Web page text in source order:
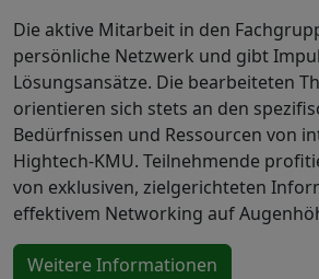
Die aktive Mitarbeit in den
persönliche Netzwerk und gibt
Lösungsansätze. Die bearbeiteten
orientieren sich stets an den
Bedürfnissen und Ressourcen von
Hightech-KMU. Teilnehmende
von exklusiven, zielgerichteten
effektivem Networking auf
Weitere Informationen